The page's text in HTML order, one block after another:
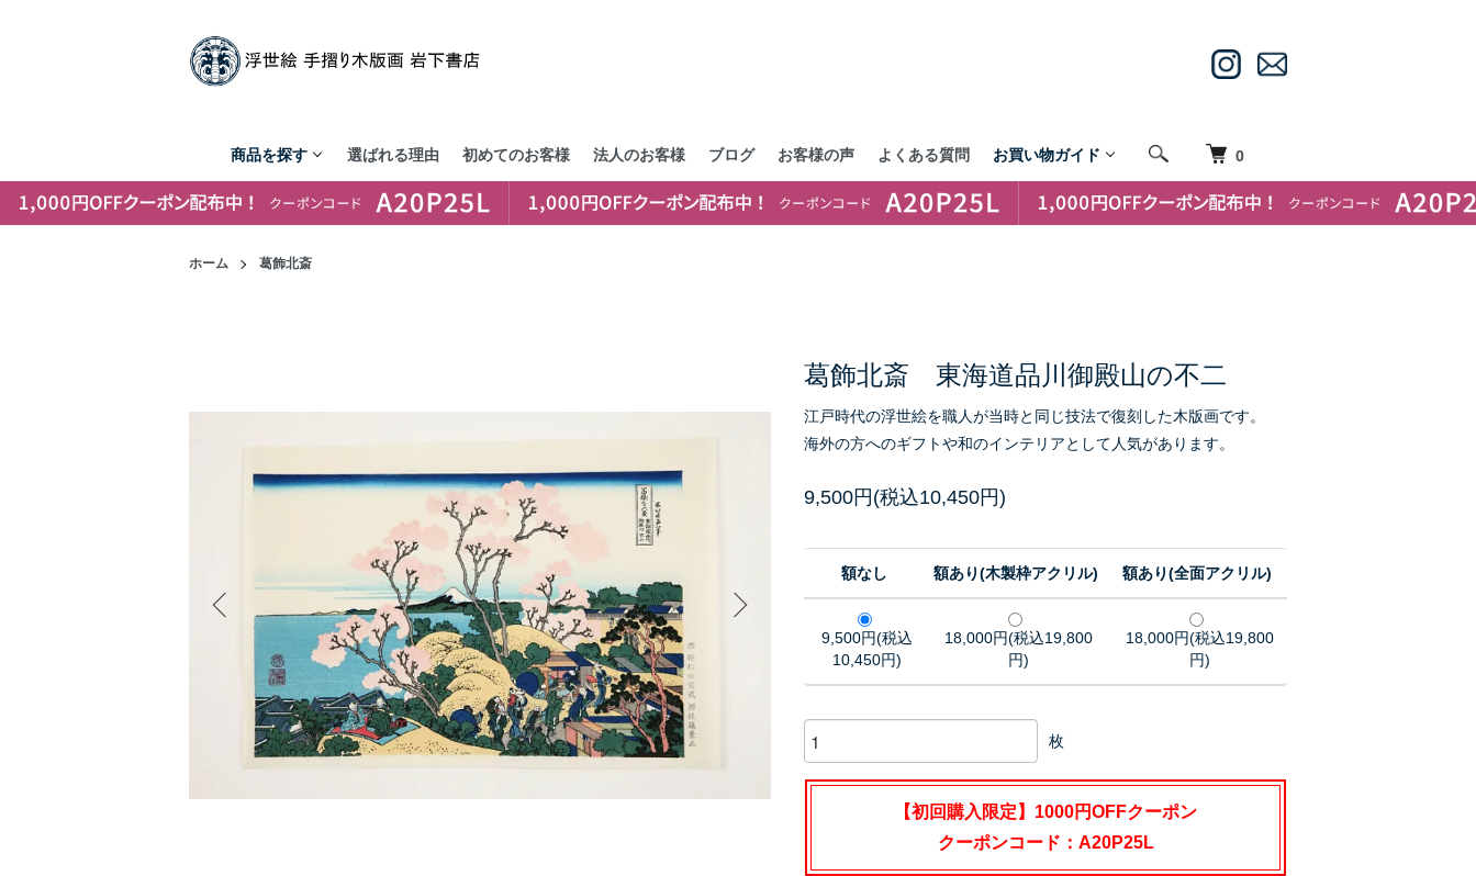
0
商品を探す 選ばれる理由 初めてのお客様 法人のお客様 ブログ お客様の声 よくある質問 お買い物ガイド
ホーム 葛飾北斎
葛飾北斎 東海道品川御殿山の不二
江戸時代の浮世絵を職人が当時と同じ技法で復刻した木版画です。
海外の方へのギフトや和のインテリアとして人気があります。
9,500円(税込10,450円)
額なし 額あり(木製枠アクリル) 額あり(全面アクリル)
9,500円(税込
10,450円)
18,000円(税込19,800
円)
18,000円(税込19,800
円)
枚
【初回購入限定】1000円OFFクーポン
クーポンコード：A20P25L